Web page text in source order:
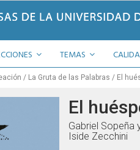
TEMAS
La Gruta de las Palabras El
El
Gabriel Sopeña
Iside Zecchini